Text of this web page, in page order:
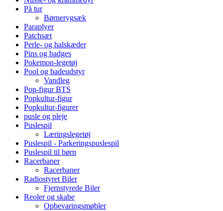
På tur
Børnerygsæk
Paraplyer
Patchsæt
Perle- og halskæder
Pins og badges
Pokemon-legetøj
Pool og badeudstyr
Vandleg
Pop-figur BTS
Popkultur-figur
Popkultur-figurer
pusle og pleje
Puslespil
Læringslegetøj
Puslespil - Parkeringspuslespil
Puslespil til børn
Racerbaner
Racerbaner
Radiostyret Biler
Fjernstyrede Biler
Reoler og skabe
Opbevaringsmøbler